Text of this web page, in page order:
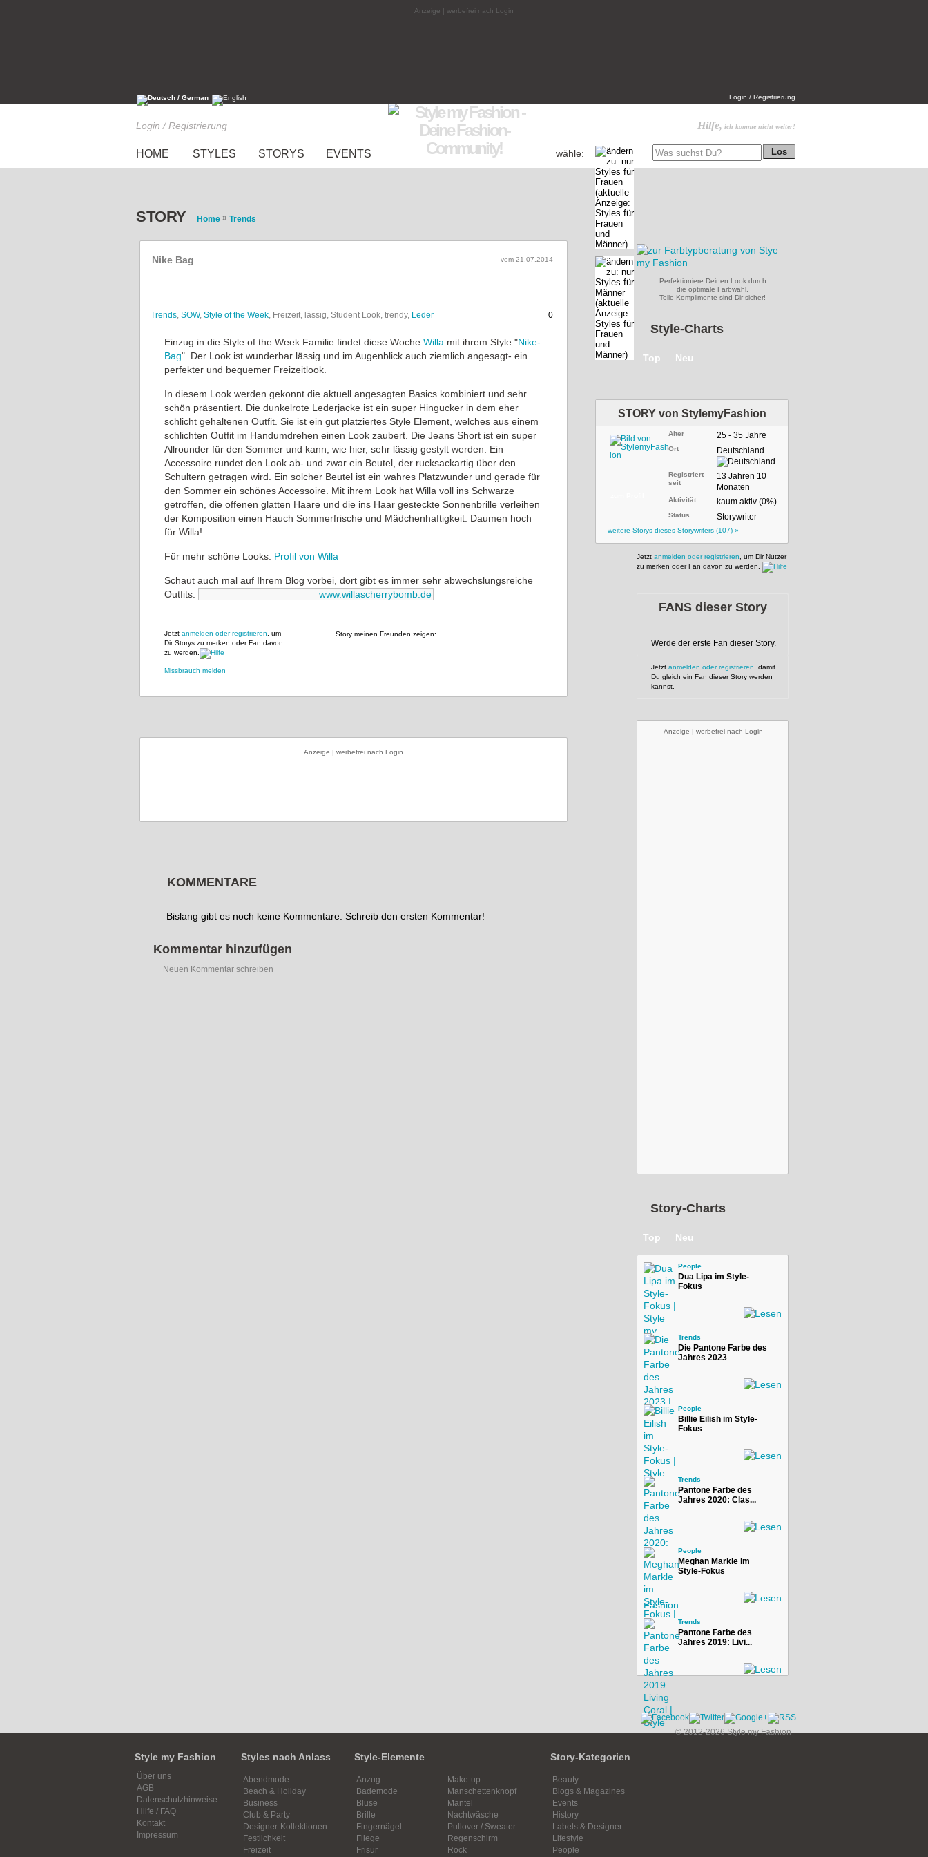
Anzeige | werbefrei nach Login
Login / Registrierung
Hilfe, ich komme nicht weiter!
Login / Registrierung
HOME STYLES STORYS EVENTS wähle:
STORY Home » Trends
Nike Bag vom 21.07.2014
Trends, SOW, Style of the Week, Freizeit, lässig, Student Look, trendy, Leder 0
Einzug in die Style of the Week Familie findet diese Woche Willa mit ihrem Style "Nike-
Bag". Der Look ist wunderbar lässig und im Augenblick auch ziemlich angesagt- ein
perfekter und bequemer Freizeitlook.
In diesem Look werden gekonnt die aktuell angesagten Basics kombiniert und sehr
schön präsentiert. Die dunkelrote Lederjacke ist ein super Hingucker in dem eher
schlicht gehaltenen Outfit. Sie ist ein gut platziertes Style Element, welches aus einem
schlichten Outfit im Handumdrehen einen Look zaubert. Die Jeans Short ist ein super
Allrounder für den Sommer und kann, wie hier, sehr lässig gestylt werden. Ein
Accessoire rundet den Look ab- und zwar ein Beutel, der rucksackartig über den
Schultern getragen wird. Ein solcher Beutel ist ein wahres Platzwunder und gerade für
den Sommer ein schönes Accessoire. Mit ihrem Look hat Willa voll ins Schwarze
getroffen, die offenen glatten Haare und die ins Haar gesteckte Sonnenbrille verleihen
der Komposition einen Hauch Sommerfrische und Mädchenhaftigkeit. Daumen hoch
für Willa!
Für mehr schöne Looks: Profil von Willa
Schaut auch mal auf Ihrem Blog vorbei, dort gibt es immer sehr abwechslungsreiche
Outfits:
www.willascherrybomb.de
Story meinen Freunden zeigen:
Jetzt anmelden oder registrieren , um
Dir Storys zu merken oder Fan davon
zu werden.
Missbrauch melden
Anzeige | werbefrei nach Login
KOMMENTARE
Bislang gibt es noch keine Kommentare. Schreib den ersten Kommentar!
Kommentar hinzufügen
Neuen Kommentar schreiben
Perfektioniere Deinen Look durch
die optimale Farbwahl.
Tolle Komplimente sind Dir sicher!
Style-Charts
Top Neu
STORY von StylemyFashion
Alter 25 - 35 Jahre
Ort Deutschland
Registriert
seit
13 Jahren 10
Monaten
Aktivität kaum aktiv (0%)
Status Storywriter
weitere Storys dieses Storywriters (107) »
Jetzt anmelden oder registrieren , um Dir Nutzer
zu merken oder Fan davon zu werden.
FANS dieser Story
Werde der erste Fan dieser Story.
Jetzt anmelden oder registrieren , damit
Du gleich ein Fan dieser Story werden
kannst.
Anzeige | werbefrei nach Login
Story-Charts
Top Neu
People
Dua Lipa im Style-
Fokus
Trends
Die Pantone Farbe des
Jahres 2023
People
Billie Eilish im Style-
Fokus
Trends
Pantone Farbe des
Jahres 2020: Clas...
People
Meghan Markle im
Style-Fokus
Trends
Pantone Farbe des
Jahres 2019: Livi...
© 2012-2026 Style my Fashion
Style my Fashion
Über uns
AGB
Datenschutzhinweise
Hilfe / FAQ
Kontakt
Impressum
Styles nach Anlass
Abendmode
Beach & Holiday
Business
Club & Party
Designer-Kollektionen
Festlichkeit
Freizeit
Style-Elemente
Anzug
Bademode
Bluse
Brille
Fingernägel
Fliege
Frisur
Make-up
Manschettenknopf
Mantel
Nachtwäsche
Pullover / Sweater
Regenschirm
Rock
Story-Kategorien
Beauty
Blogs & Magazines
Events
History
Labels & Designer
Lifestyle
People